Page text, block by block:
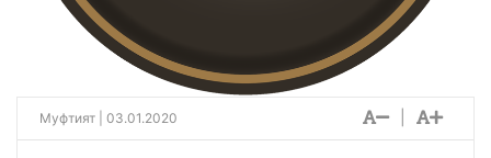
Муфтият | 03.01.2020